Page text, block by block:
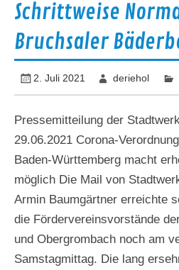
Schrittweise
Bruchsaler
2. Juli 2021 deriehol
Pressemitteilung der
29.06.2021 Corona-
Baden-Württemberg macht
möglich Die Mail von
Armin Baumgärtner erreichte
die Fördervereinsvorstände
und Obergrombach noch am
Samstagmittag. Die lang